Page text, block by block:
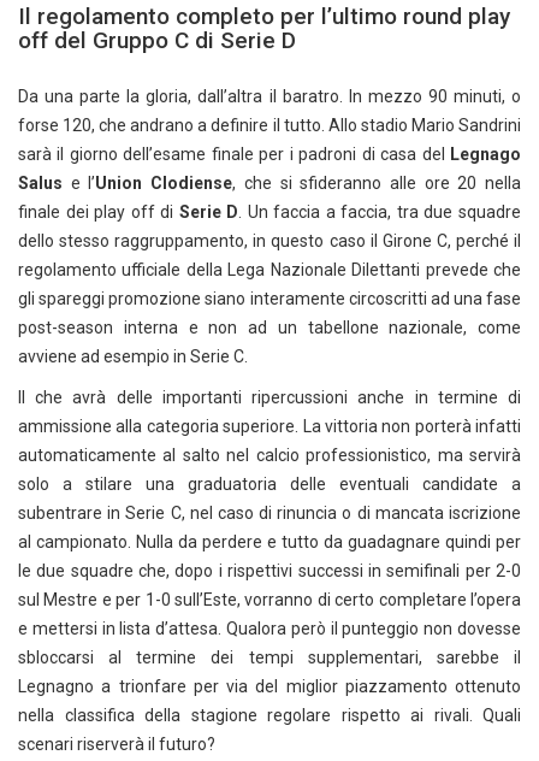
Il regolamento completo per l’ultimo round play
off del Gruppo C di Serie D
Da una parte la gloria, dall’altra il baratro. In mezzo 90 minuti, o
forse 120, che andrano a definire il tutto. Allo stadio Mario Sandrini
sarà il giorno dell’esame finale per i padroni di casa del
Legnago
Salus e l’Union Clodiense, che si sfideranno alle ore 20 nella
finale dei play off di Serie D . Un faccia a faccia, tra due squadre
dello stesso raggruppamento, in questo caso il Girone C, perché il
regolamento ufficiale della Lega Nazionale Dilettanti prevede che
gli spareggi promozione siano interamente circoscritti ad una fase
post-season interna e non ad un tabellone nazionale, come
avviene ad esempio in Serie C.
Il che avrà delle importanti ripercussioni anche in termine di
ammissione alla categoria superiore. La vittoria non porterà infatti
automaticamente al salto nel calcio professionistico, ma servirà
solo a stilare una graduatoria delle eventuali candidate a
subentrare in Serie C, nel caso di rinuncia o di mancata iscrizione
al campionato. Nulla da perdere e tutto da guadagnare quindi per
le due squadre che, dopo i rispettivi successi in semifinali per 2-0
sul Mestre e per 1-0 sull’Este, vorranno di certo completare l’opera
e mettersi in lista d’attesa. Qualora però il punteggio non dovesse
sbloccarsi al termine dei tempi supplementari, sarebbe il
Legnagno a trionfare per via del miglior piazzamento ottenuto
nella classifica della stagione regolare rispetto ai rivali. Quali
scenari riserverà il futuro?